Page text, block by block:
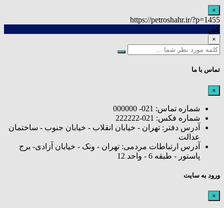
×
https://petroshahr.ir/?p=1455
کپی
×
تماس با ما
×
شماره تماس: 021- 000000
شماره فکس: 021-222222
آدرس دفتر: تهران - خیابان انقلاب - خیابان جنوب - ساختمان
عدالت
آدرس ارتباطات مردمی: تهران - ونک - خیابان آزادی- برج
پاستور - طبقه 6 - واحد 12
ورود به سایت
×